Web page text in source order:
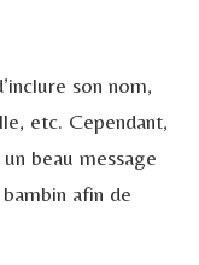
son nom,
etc. Cependant,
beau message
afin de